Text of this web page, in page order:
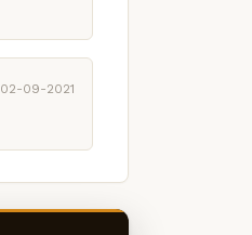
02-09-2021